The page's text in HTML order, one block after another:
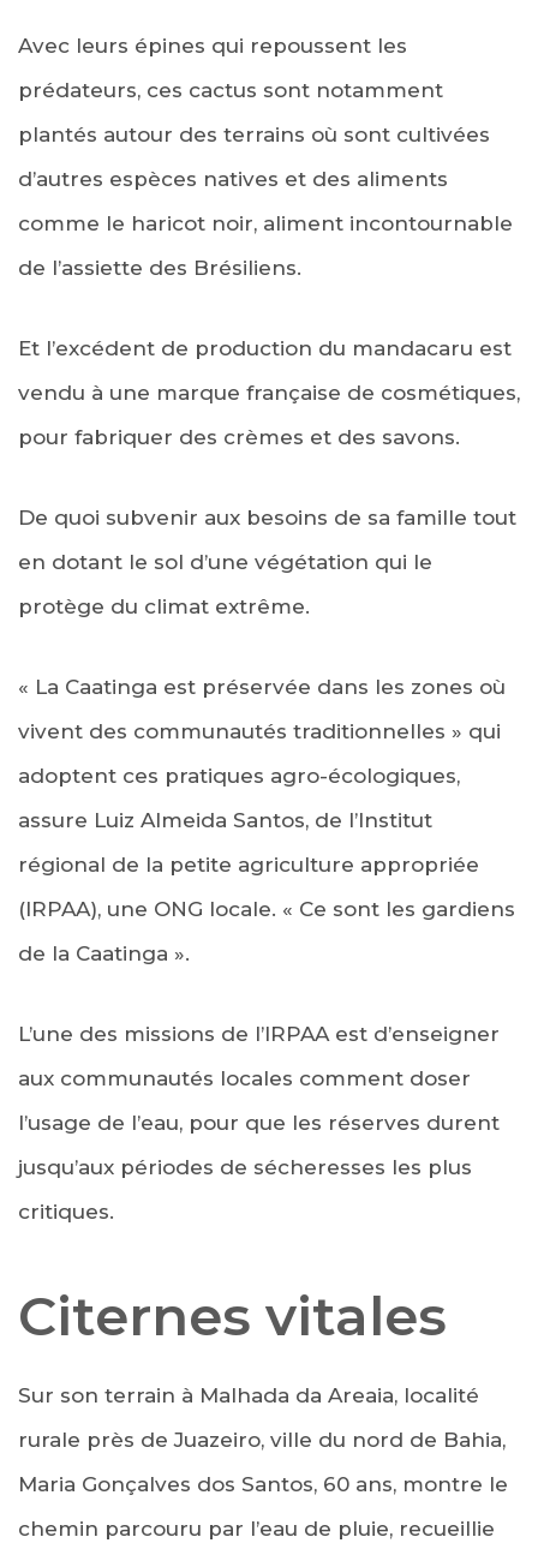
Avec leurs épines qui repoussent les
prédateurs, ces cactus sont notamment
plantés autour des terrains où sont cultivées
d’autres espèces natives et des aliments
comme le haricot noir, aliment incontournable
de l’assiette des Brésiliens.
Et l’excédent de production du mandacaru est
vendu à une marque française de cosmétiques,
pour fabriquer des crèmes et des savons.
De quoi subvenir aux besoins de sa famille tout
en dotant le sol d’une végétation qui le
protège du climat extrême.
« La Caatinga est préservée dans les zones où
vivent des communautés traditionnelles » qui
adoptent ces pratiques agro-écologiques,
assure Luiz Almeida Santos, de l’Institut
régional de la petite agriculture appropriée
(IRPAA), une ONG locale. « Ce sont les gardiens
de la Caatinga ».
L’une des missions de l’IRPAA est d’enseigner
aux communautés locales comment doser
l’usage de l’eau, pour que les réserves durent
jusqu’aux périodes de sécheresses les plus
critiques.
Citernes vitales
Sur son terrain à Malhada da Areaia, localité
rurale près de Juazeiro, ville du nord de Bahia,
Maria Gonçalves dos Santos, 60 ans, montre le
chemin parcouru par l’eau de pluie, recueillie